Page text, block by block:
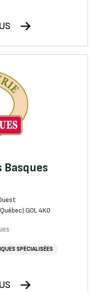
Basques
G0L 4K0
SPÉCIALISÉES